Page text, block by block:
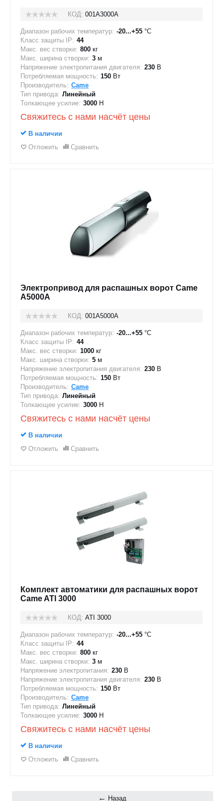
КОД: 001A3000A
Диапазон рабочих температур: -20...+55 °C
Класс защиты IP: 44
Макс. вес створки: 800 кг
Макс. ширина створки: 3 м
Напряжение электропитания двигателя: 230 В
Потребляемая мощность: 150 Вт
Производитель: Came
Тип привода: Линейный
Толкающее усилие: 3000 Н
Свяжитесь с нами насчёт цены
В наличии
Отложить
Сравнить
Электропривод для распашных ворот Came
A5000A
КОД: 001A5000A
Диапазон рабочих температур: -20...+55 °C
Класс защиты IP: 44
Макс. вес створки: 1000 кг
Макс. ширина створки: 5 м
Напряжение электропитания двигателя: 230 В
Потребляемая мощность: 150 Вт
Производитель: Came
Тип привода: Линейный
Толкающее усилие: 3000 Н
Свяжитесь с нами насчёт цены
В наличии
Отложить
Сравнить
Комплект автоматики для распашных ворот
Came ATI 3000
КОД: ATI 3000
Диапазон рабочих температур: -20...+55 °C
Класс защиты IP: 44
Макс. вес створки: 800 кг
Макс. ширина створки: 3 м
Напряжение электропитания: 230 В
Напряжение электропитания двигателя: 230 В
Потребляемая мощность: 150 Вт
Производитель: Came
Тип привода: Линейный
Толкающее усилие: 3000 Н
Свяжитесь с нами насчёт цены
В наличии
Отложить
Сравнить
Назад